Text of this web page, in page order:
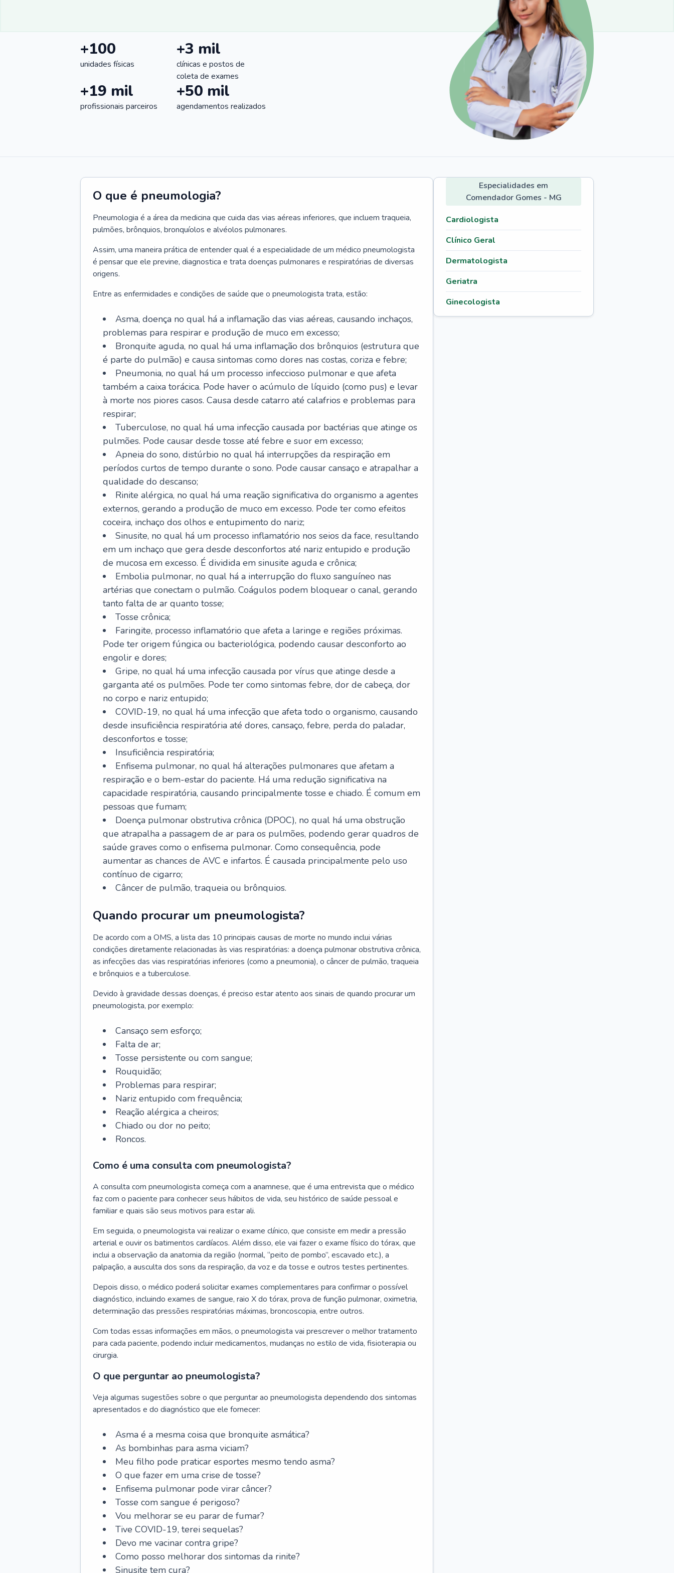
+100
unidades físicas
+3 mil
clínicas e postos de
coleta de exames
+19 mil
profissionais parceiros
+50 mil
agendamentos realizados
O que é pneumologia?
Pneumologia é a área da medicina que cuida das vias aéreas inferiores, que incluem traqueia,
pulmões, brônquios, bronquíolos e alvéolos pulmonares.
Assim, uma maneira prática de entender qual é a especialidade de um médico pneumologista
é pensar que ele previne, diagnostica e trata doenças pulmonares e respiratórias de diversas
origens.
Entre as enfermidades e condições de saúde que o pneumologista trata, estão:
Asma, doença no qual há a inflamação das vias aéreas, causando inchaços,
problemas para respirar e produção de muco em excesso;
Bronquite aguda, no qual há uma inflamação dos brônquios (estrutura que
é parte do pulmão) e causa sintomas como dores nas costas, coriza e febre;
Pneumonia, no qual há um processo infeccioso pulmonar e que afeta
também a caixa torácica. Pode haver o acúmulo de líquido (como pus) e levar
à morte nos piores casos. Causa desde catarro até calafrios e problemas para
respirar;
Tuberculose, no qual há uma infecção causada por bactérias que atinge os
pulmões. Pode causar desde tosse até febre e suor em excesso;
Apneia do sono, distúrbio no qual há interrupções da respiração em
períodos curtos de tempo durante o sono. Pode causar cansaço e atrapalhar a
qualidade do descanso;
Rinite alérgica, no qual há uma reação significativa do organismo a agentes
externos, gerando a produção de muco em excesso. Pode ter como efeitos
coceira, inchaço dos olhos e entupimento do nariz;
Sinusite, no qual há um processo inflamatório nos seios da face, resultando
em um inchaço que gera desde desconfortos até nariz entupido e produção
de mucosa em excesso. É dividida em sinusite aguda e crônica;
Embolia pulmonar, no qual há a interrupção do fluxo sanguíneo nas
artérias que conectam o pulmão. Coágulos podem bloquear o canal, gerando
tanto falta de ar quanto tosse;
Tosse crônica;
Faringite, processo inflamatório que afeta a laringe e regiões próximas.
Pode ter origem fúngica ou bacteriológica, podendo causar desconforto ao
engolir e dores;
Gripe, no qual há uma infecção causada por vírus que atinge desde a
garganta até os pulmões. Pode ter como sintomas febre, dor de cabeça, dor
no corpo e nariz entupido;
COVID-19, no qual há uma infecção que afeta todo o organismo, causando
desde insuficiência respiratória até dores, cansaço, febre, perda do paladar,
desconfortos e tosse;
Insuficiência respiratória;
Enfisema pulmonar, no qual há alterações pulmonares que afetam a
respiração e o bem-estar do paciente. Há uma redução significativa na
capacidade respiratória, causando principalmente tosse e chiado. É comum em
pessoas que fumam;
Doença pulmonar obstrutiva crônica (DPOC), no qual há uma obstrução
que atrapalha a passagem de ar para os pulmões, podendo gerar quadros de
saúde graves como o enfisema pulmonar. Como consequência, pode
aumentar as chances de AVC e infartos. É causada principalmente pelo uso
contínuo de cigarro;
Câncer de pulmão, traqueia ou brônquios.
Quando procurar um pneumologista?
De acordo com a OMS, a lista das 10 principais causas de morte no mundo inclui várias
condições diretamente relacionadas às vias respiratórias: a doença pulmonar obstrutiva crônica,
as infecções das vias respiratórias inferiores (como a pneumonia), o câncer de pulmão, traqueia
e brônquios e a tuberculose.
Devido à gravidade dessas doenças, é preciso estar atento aos sinais de quando procurar um
pneumologista, por exemplo:
Cansaço sem esforço;
Falta de ar;
Tosse persistente ou com sangue;
Rouquidão;
Problemas para respirar;
Nariz entupido com frequência;
Reação alérgica a cheiros;
Chiado ou dor no peito;
Roncos.
Como é uma consulta com pneumologista?
A consulta com pneumologista começa com a anamnese, que é uma entrevista que o médico
faz com o paciente para conhecer seus hábitos de vida, seu histórico de saúde pessoal e
familiar e quais são seus motivos para estar ali.
Em seguida, o pneumologista vai realizar o exame clínico, que consiste em medir a pressão
arterial e ouvir os batimentos cardíacos. Além disso, ele vai fazer o exame físico do tórax, que
inclui a observação da anatomia da região (normal, “peito de pombo”, escavado etc.), a
palpação, a ausculta dos sons da respiração, da voz e da tosse e outros testes pertinentes.
Depois disso, o médico poderá solicitar exames complementares para confirmar o possível
diagnóstico, incluindo exames de sangue, raio X do tórax, prova de função pulmonar, oximetria,
determinação das pressões respiratórias máximas, broncoscopia, entre outros.
Com todas essas informações em mãos, o pneumologista vai prescrever o melhor tratamento
para cada paciente, podendo incluir medicamentos, mudanças no estilo de vida, fisioterapia ou
cirurgia.
O que perguntar ao pneumologista?
Veja algumas sugestões sobre o que perguntar ao pneumologista dependendo dos sintomas
apresentados e do diagnóstico que ele fornecer:
Asma é a mesma coisa que bronquite asmática?
As bombinhas para asma viciam?
Meu filho pode praticar esportes mesmo tendo asma?
O que fazer em uma crise de tosse?
Enfisema pulmonar pode virar câncer?
Tosse com sangue é perigoso?
Vou melhorar se eu parar de fumar?
Tive COVID-19, terei sequelas?
Devo me vacinar contra gripe?
Como posso melhorar dos sintomas da rinite?
Sinusite tem cura?
Especialidades em
Comendador Gomes - MG
Cardiologista
Clínico Geral
Dermatologista
Geriatra
Ginecologista